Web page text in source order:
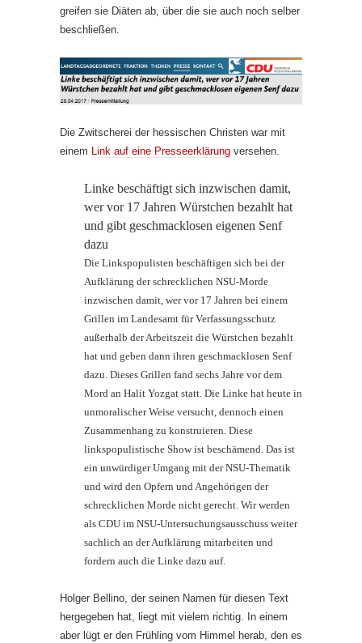
greifen sie Diäten ab, über die sie auch noch selber
beschließen.
Die Zwitscherei der hessischen Christen war mit
einem Link auf eine Presseerklärung versehen.
Linke beschäftigt sich inzwischen damit,
wer vor 17 Jahren Würstchen bezahlt hat
und gibt geschmacklosen eigenen Senf
dazu
Die Linkspopulisten beschäftigen sich bei der
Aufklärung der schrecklichen NSU-Morde
inzwischen damit, wer vor 17 Jahren bei einem
Grillen im Landesamt für Verfassungsschutz
außerhalb der Arbeitszeit die Würstchen bezahlt
hat und geben dann ihren geschmacklosen Senf
dazu. Dieses Grillen fand sechs Jahre vor dem
Mord an Halit Yozgat statt. Die Linke hat heute in
unmoralischer Weise versucht, dennoch einen
Zusammenhang zu konstruieren. Diese
linkspopulistische Show ist beschämend. Das ist
ein unwürdiger Umgang mit der NSU-Thematik
und wird den Opfern und Angehörigen der
schrecklichen Morde nicht gerecht. Wir werden
als CDU im NSU-Untersuchungsausschuss weiter
sachlich an der Aufklärung mitarbeiten und
fordern auch die Linke dazu auf.
Holger Bellino, der seinen Namen für diesen Text
hergegeben hat, liegt mit vielem richtig. In einem
aber lügt er den Frühling vom Himmel herab, den es